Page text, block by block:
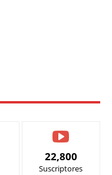
22,800
Suscriptores